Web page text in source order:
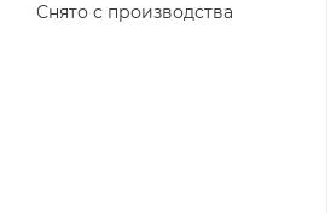
Снято с производства